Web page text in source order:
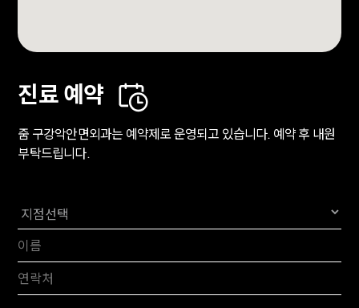
진료 예약
줌 구강악안면외과는 예약제로 운영되고 있습니다. 예약 후 내원
부탁드립니다.